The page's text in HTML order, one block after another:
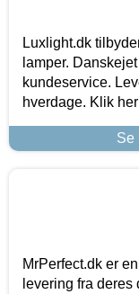
Luxlight.dk
lamper.
kundeservice.
hverdage. Klik
Se
MrPerfect.dk er
levering fra